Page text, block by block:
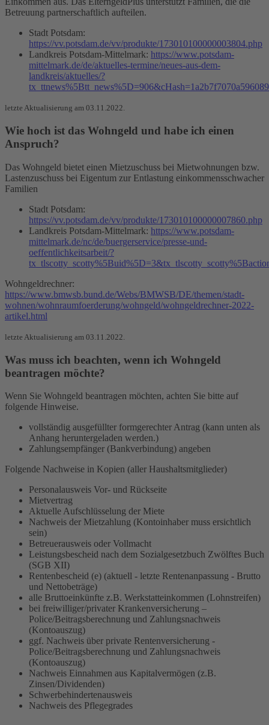
Betreuung partnerschaftlich aufteilen.
Stadt Potsdam:
https://vv.potsdam.de/vv/produkte/173010100000003804.php
Landkreis Potsdam-Mittelmark: https://www.potsdam-
mittelmark.de/de/aktuelles-termine/neues-aus-dem-
landkreis/aktuelles/?
letzte Aktualisierung am 03.11.2022.
Wie hoch ist das Wohngeld und habe ich einen
Anspruch?
Das Wohngeld bietet einen Mietzuschuss bei Mietwohnungen bzw.
Lastenzuschuss bei Eigentum zur Entlastung einkommensschwacher
Familien
Stadt Potsdam:
https://vv.potsdam.de/vv/produkte/173010100000007860.php
Landkreis Potsdam-Mittelmark: https://www.potsdam-
mittelmark.de/nc/de/buergerservice/presse-und-
oeffentlichkeitsarbeit/?
Wohngeldrechner:
https://www.bmwsb.bund.de/Webs/BMWSB/DE/themen/stadt-
wohnen/wohnraumfoerderung/wohngeld/wohngeldrechner-2022-
artikel.html
letzte Aktualisierung am 03.11.2022.
Was muss ich beachten, wenn ich Wohngeld
beantragen möchte?
Wenn Sie Wohngeld beantragen möchten, achten Sie bitte auf
folgende Hinweise.
vollständig ausgefüllter formgerechter Antrag (kann unten als
Anhang heruntergeladen werden.)
Zahlungsempfänger (Bankverbindung) angeben
Folgende Nachweise in Kopien (aller Haushaltsmitglieder)
Personalausweis Vor- und Rückseite
Mietvertrag
Aktuelle Aufschlüsselung der Miete
Nachweis der Mietzahlung (Kontoinhaber muss ersichtlich
sein)
Betreuerausweis oder Vollmacht
Leistungsbescheid nach dem Sozialgesetzbuch Zwölftes Buch
(SGB XII)
Rentenbescheid (e) (aktuell - letzte Rentenanpassung - Brutto
und Nettobeträge)
alle Bruttoeinkünfte z.B. Werkstatteinkommen (Lohnstreifen)
bei freiwilliger/privater Krankenversicherung –
Police/Beitragsberechnung und Zahlungsnachweis
(Kontoauszug)
ggf. Nachweis über private Rentenversicherung -
Police/Beitragsberechnung und Zahlungsnachweis
(Kontoauszug)
Nachweis Einnahmen aus Kapitalvermögen (z.B.
Zinsen/Dividenden)
Schwerbehindertenausweis
Nachweis des Pflegegrades